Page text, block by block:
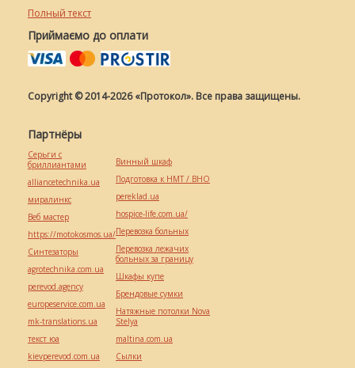
Полный текст
Приймаємо до оплати
Copyright © 2014-2026 «Протокол». Все права защищены.
Партнёры
Серьги с
бриллиантами
alliancetechnika.ua
миралинкс
Веб мастер
https://motokosmos.ua/
Синтезаторы
agrotechnika.com.ua
perevod.agency
europeservice.com.ua
mk-translations.ua
текст юа
kievperevod.com.ua
Винный шкаф
Подготовка к НМТ / ВНО
pereklad.ua
hospice-life.com.ua/
Перевозка больных
Перевозка лежачих
больных за границу
Шкафы купе
Брендовые сумки
Натяжные потолки Nova
Stelya
maltina.com.ua
Cылки